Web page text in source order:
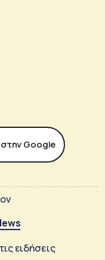
Google
ειδήσεις